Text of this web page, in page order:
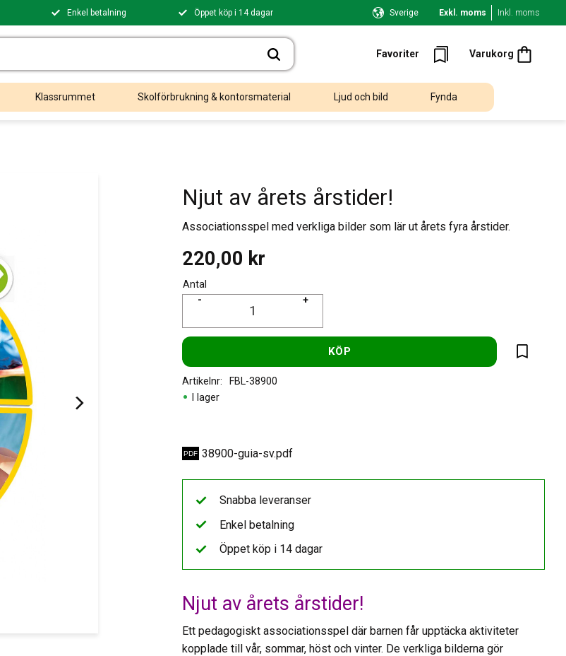
Enkel betalning Öppet köp i 14 dagar Sverige Exkl. moms Inkl. moms
Favoriter Varukorg
Favoriter
Klassrummet Skolförbrukning & kontorsmaterial Ljud och bild Fynda
Njut av årets årstider!
Associationsspel med verkliga bilder som lär ut årets fyra årstider.
220,00 kr
Antal
+
-
KÖP
Lägg till
I lager
Artikelnr FBL-38900
38900-guia-sv.pdf
Njut av årets årstider!
Ett pedagogiskt associationsspel där barnen får upptäcka aktiviteter
kopplade till vår, sommar, höst och vinter. De verkliga bilderna gör
Snabba leveranser
Enkel betalning
Öppet köp i 14 dagar